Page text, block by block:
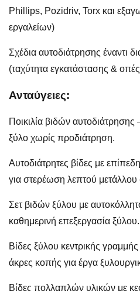
Phillips, Pozidriv, Torx και
εργαλείων)
Σχέδια αυτοδιάτρησης έναντι
(ταχύτητα εγκατάστασης &
Ανταύγειες:
Ποικιλία βιδών αυτοδιάτρησης
ξύλο χωρίς προδιάτρηση.
Αυτοδιάτρητες βίδες με
για στερέωση λεπτού μετάλλου
Σετ βιδών ξύλου με
καθημερινή επεξεργασία ξύλου.
Βίδες ξύλου κεντρικής
άκρες κοπής για έργα
Βίδες πολλαπλών υλικών με